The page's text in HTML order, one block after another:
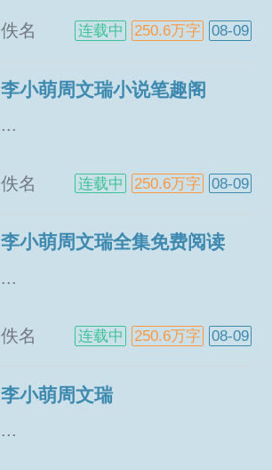
佚名 连载中 250.6万字 08-09
李小萌周文瑞小说笔趣阁
...
佚名 连载中 250.6万字 08-09
李小萌周文瑞全集免费阅读
...
佚名 连载中 250.6万字 08-09
李小萌周文瑞
...